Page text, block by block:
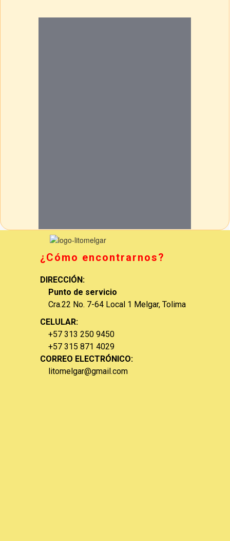
¿Cómo encontrarnos?
DIRECCIÓN:
Punto de servicio
Cra.22 No. 7-64 Local 1 Melgar, Tolima
CELULAR:
+57 313 250 9450
+57 315 ​​871 4029
CORREO ELECTRÓNICO:
litomelgar@gmail.com